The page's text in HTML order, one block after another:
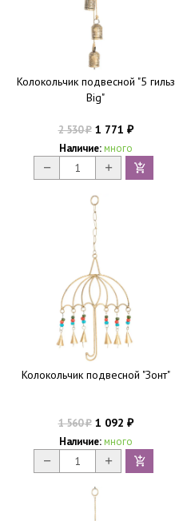
Колокольчик подвесной "5 гильз
Big"
2 530₽1 771 ₽
Наличие: много
Колокольчик подвесной "Зонт"
1 560₽1 092 ₽
Наличие: много